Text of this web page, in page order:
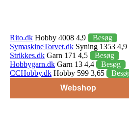
Rito.dk Hobby 4008 4,9
Besøg
SymaskineTorvet.dk Syning 1353 4,9
Strikkes.dk Garn 171 4,5
Besøg
Hobbygarn.dk Garn 13 4,4
Besøg
CCHobby.dk Hobby 599 3,65
Webshop